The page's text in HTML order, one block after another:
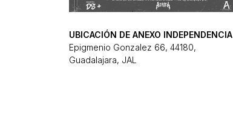
UBICACIÓN DE ANEXO INDEPENDENCIA
Epigmenio Gonzalez 66, 44180,
Guadalajara, JAL